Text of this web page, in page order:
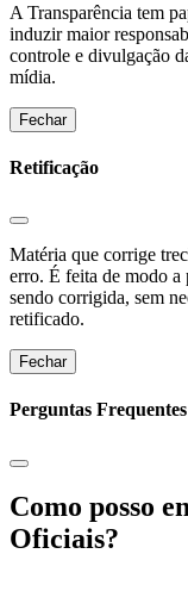
A Transparência tem
induzir maior
controle e divulgação
mídia.
Fechar
Retificação
Matéria que corrige
erro. É feita de modo a
sendo corrigida, sem
retificado.
Fechar
Perguntas Frequentes
Como posso
Oficiais?